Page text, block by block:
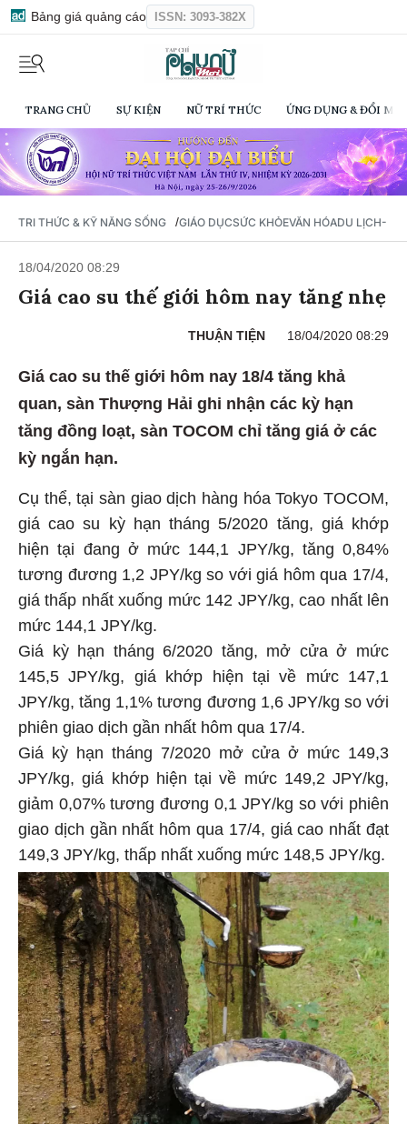
Bảng giá quảng cáo ISSN: 3093-382X
TRANG CHỦ SỰ KIỆN NỮ TRÍ THỨC ỨNG DỤNG & ĐỔI
TRI THỨC & KỸ NĂNG SỐNG /GIÁO DỤCSỨC KHỎEVĂN HÓADU LỊCH-
18/04/2020 08:29
Giá cao su thế giới hôm nay tăng nhẹ
THUẬN TIỆN 18/04/2020 08:29
Giá cao su thế giới hôm nay 18/4 tăng khả
quan, sàn Thượng Hải ghi nhận các kỳ hạn
tăng đồng loạt, sàn TOCOM chỉ tăng giá ở các
kỳ ngắn hạn.
Cụ thể, tại sàn giao dịch hàng hóa Tokyo TOCOM,
giá cao su kỳ hạn tháng 5/2020 tăng, giá khớp
hiện tại đang ở mức 144,1 JPY/kg, tăng 0,84%
tương đương 1,2 JPY/kg so với giá hôm qua 17/4,
giá thấp nhất xuống mức 142 JPY/kg, cao nhất lên
mức 144,1 JPY/kg.
Giá kỳ hạn tháng 6/2020 tăng, mở cửa ở mức
145,5 JPY/kg, giá khớp hiện tại về mức 147,1
JPY/kg, tăng 1,1% tương đương 1,6 JPY/kg so với
phiên giao dịch gần nhất hôm qua 17/4.
Giá kỳ hạn tháng 7/2020 mở cửa ở mức 149,3
JPY/kg, giá khớp hiện tại về mức 149,2 JPY/kg,
giảm 0,07% tương đương 0,1 JPY/kg so với phiên
giao dịch gần nhất hôm qua 17/4, giá cao nhất đạt
149,3 JPY/kg, thấp nhất xuống mức 148,5 JPY/kg.